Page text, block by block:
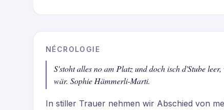
NÉCROLOGIE
S'stoht alles no am Platz und doch isch d'Stube
wär. Sophie Hämmerli-Marti.
In stiller Trauer nehmen wir Abschied von